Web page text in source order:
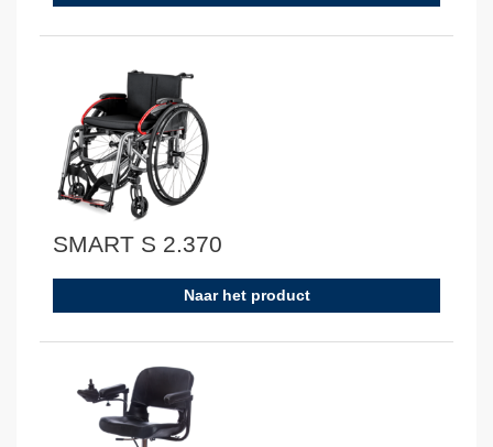
SMART S 2.370
Naar het product